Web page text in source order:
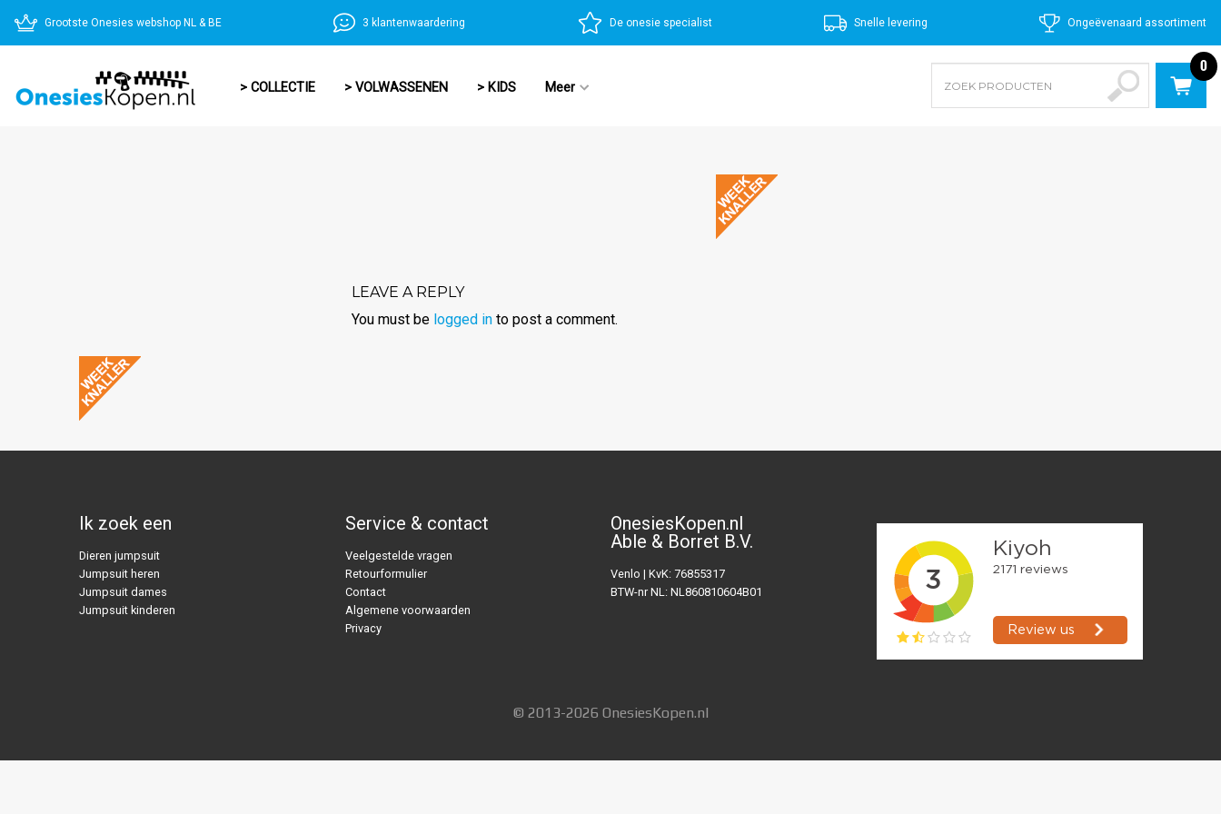
Grootste Onesies webshop NL & BE 3 klantenwaardering De onesie specialist Snelle levering Ongeëvenaard assortiment
> COLLECTIE > VOLWASSENEN > KIDS Meer
0
LEAVE A REPLY
You must be logged in to post a comment.
Ik zoek een
Dieren jumpsuit
Jumpsuit heren
Jumpsuit dames
Jumpsuit kinderen
Service & contact
Veelgestelde vragen
Retourformulier
Contact
Algemene voorwaarden
Privacy
OnesiesKopen.nl
Able & Borret B.V.
Venlo | KvK: 76855317
BTW-nr NL: NL860810604B01
© 2013-2026 OnesiesKopen.nl